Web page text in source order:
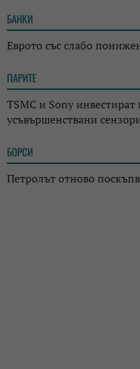
БАНКИ
Еврото със слабо
ПАРИТЕ
TSMC и Sony
усъвършенствани сензори
БОРСИ
Петролът отново